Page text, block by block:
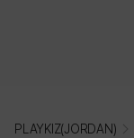
PLAYKIZ(JORDAN)